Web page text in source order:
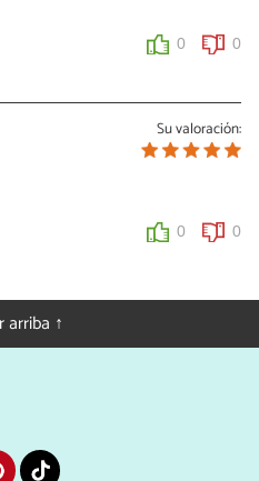
0 0
sigue disfrutando de
Su valoración:
0 0
arriba ↑